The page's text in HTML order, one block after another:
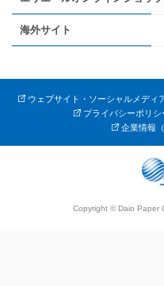
海外サイト
ウェブサイト・ソーシャルメディ
プライバシーポリシ
企業情報
Copyright © Daio Paper